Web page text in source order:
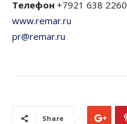
Телефон +7921 638 2260
www.remar.ru
pr@remar.ru
Share